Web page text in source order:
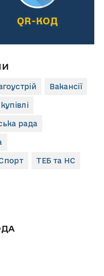
QR-КОД
Вакансії
рада
ТЕБ та НС